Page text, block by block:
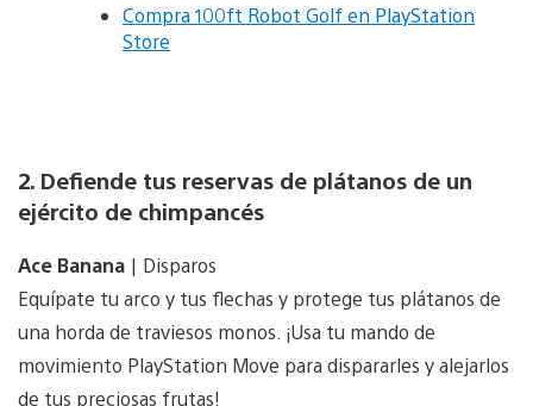
Compra 100ft Robot Golf en PlayStation
Store
2. Defiende tus reservas de plátanos de un
ejército de chimpancés
Ace Banana | Disparos
Equípate tu arco y tus flechas y protege tus plátanos de
una horda de traviesos monos. ¡Usa tu mando de
movimiento PlayStation Move para dispararles y alejarlos
de tus preciosas frutas!